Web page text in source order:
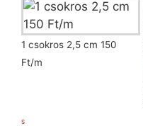
1 csokros 2,5 cm 150
Ft/m
S